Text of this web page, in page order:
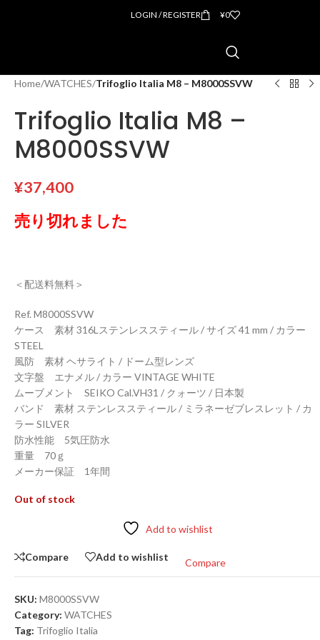
LOGIN / REGISTER ¥0
Home/WATCHES/Trifoglio Italia M8 – M8000SSVW
Trifoglio Italia M8 –
M8000SSVW
¥37,400
売り切れました
＜配送料無料＞
Ref. M8000SSVW
ケース 素材 316Lステンレススティール / サイズ 41 mm / カラー
STEEL
風防 素材 ヘサライト / ドーム型レンズ
文字盤 エナメル / カラー VINTAGE WHITE
ムーブメント SEIKO Cal.VH31 / クォーツ / 日本製
バンド 素材 ステンレススティール / ミラネーゼブレスレット / カ
ラー SILVER
防水性能 5気圧防水
重量 70ｇ
メーカー保証 1年間
Out of stock
Add to wishlist
Compare Add to wishlist
Compare
SKU: M8000SSVW
Category: WATCHES
Tag: Trifoglio Italia